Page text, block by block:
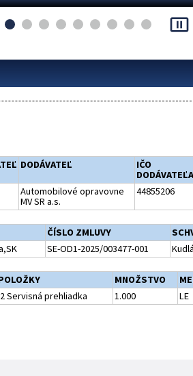
pause_presentation
DODÁVATEĽ
IČO
DODÁVATEĽA
Automobilové opravovne
MV SR a.s.
44855206
ČÍSLO ZMLUVY
SE-OD1-2025/003477-001
MNOŽSTVO
Servisná prehliadka 1.000 LE